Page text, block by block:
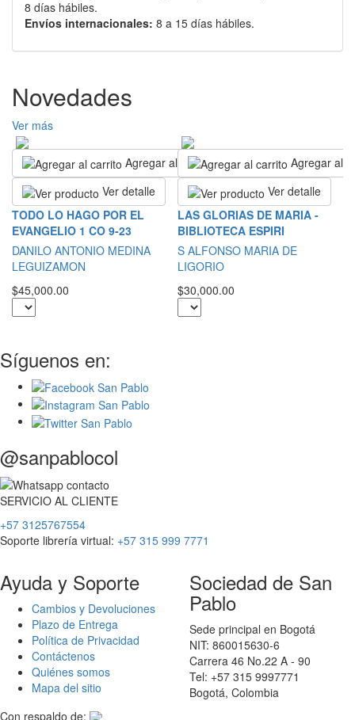
8 días hábiles.
Envíos internacionales: 8 a 15 días hábiles.
Novedades
Ver más
Agregar al carrito
Ver detalle
TODO LO HAGO POR EL
EVANGELIO 1 CO 9-23
DANILO ANTONIO MEDINA
LEGUIZAMON
$45,000.00
Agregar al
Ver detalle
LAS GLORIAS DE MARIA -
BIBLIOTECA ESPIRI
S ALFONSO MARIA DE
LIGORIO
$30,000.00
Síguenos en:
@sanpablocol
SERVICIO AL CLIENTE
+57 3125767554
Soporte librería virtual: +57 315 999 7771
Ayuda y Soporte
Cambios y Devoluciones
Plazo de Entrega
Política de Privacidad
Contáctenos
Quiénes somos
Mapa del sitio
Sociedad de San
Pablo
Sede principal en Bogotá
NIT: 860015630-6
Carrera 46 No.22 A - 90
Tel: +57 315 9997771
Bogotá, Colombia
Con respaldo de: